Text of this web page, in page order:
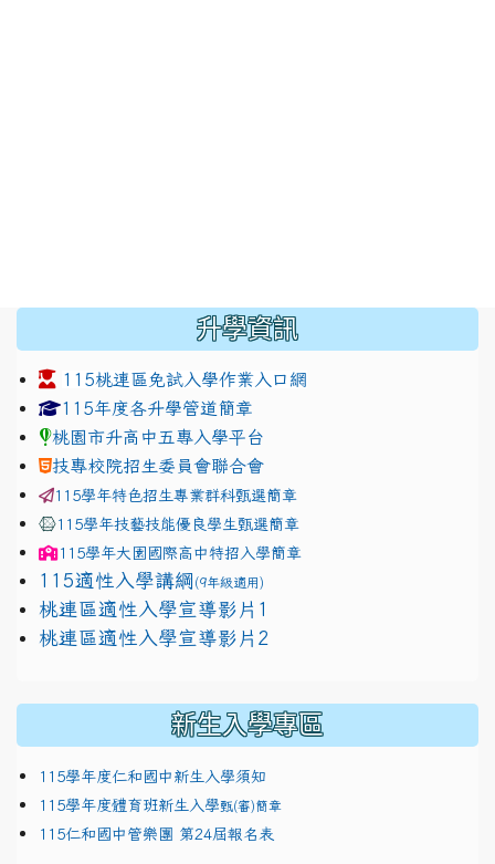
升學資訊
115桃連區免試入學作業入口網
link to https://www.jhjhs.tyc.edu.tw/modules/
115年度各升學管道簡章
桃園市升高中五專入學平台
技專校院招生委員會聯合會
115學年特色招生專業群科甄選簡章
115學年技藝技能優良學生甄選簡章
115學年大園國際高中特招入學簡章
115適性入學講綱 (9年級適用)
link to https://docs.google.com/presentation/d/
桃連區適性入學宣導影片1
link to https://docs.google.com/presentation/d/
桃連區適性入學宣導影片2
新生入學專區
115學年度仁和國中新生入學須知
115學年度體育班新生入學甄(審)簡章
115仁和國中管樂團 第24屆報名表